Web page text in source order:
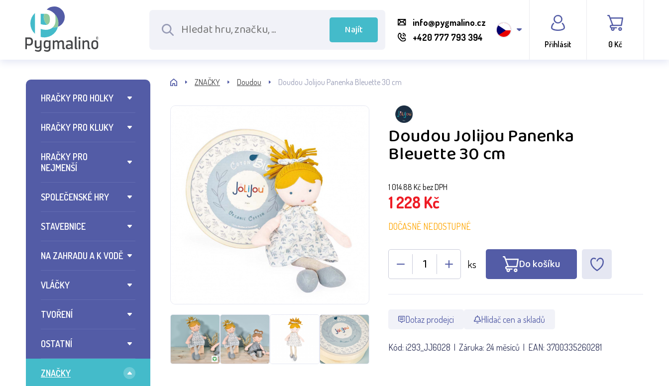
Najít
info@pygmalino.cz
+420 777 793 394
Přihlásit 0 Kč
HRAČKY PRO HOLKY
HRAČKY PRO KLUKY
HRAČKY PRO
NEJMENŠÍ
SPOLEČENSKÉ HRY
STAVEBNICE
NA ZAHRADU A K VODĚ
VLÁČKY
TVOŘENÍ
OSTATNÍ
ZNAČKY
ZNAČKY Doudou Doudou Jolijou Panenka Bleuette 30 cm
Doudou Jolijou Panenka
Bleuette 30 cm
1 014.88 Kč bez DPH
1 228 Kč
DOČASNĚ NEDOSTUPNÉ
ks Do košíku
Dotaz prodejci Hlídač cen a skladů
Kód: i293_JJ6028 Záruka: 24 měsíců EAN: 3700335260281